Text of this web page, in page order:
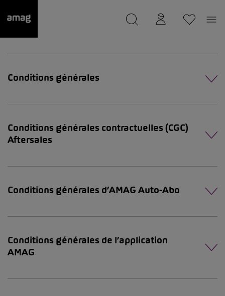
Conditions générales
Conditions générales contractuelles (CGC)
Aftersales
Conditions générales d’AMAG Auto-Abo
Conditions générales de l’application
AMAG